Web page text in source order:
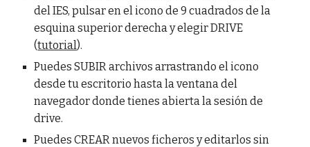
del IES, pulsar en el icono de 9 cuadrados de la
esquina superior derecha y elegir DRIVE
(tutorial).
Puedes SUBIR archivos arrastrando el icono
desde tu escritorio hasta la ventana del
navegador donde tienes abierta la sesión de
drive.
Puedes CREAR nuevos ficheros y editarlos sin